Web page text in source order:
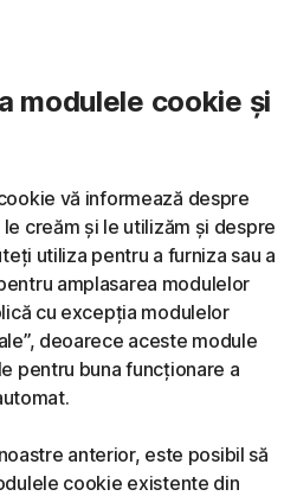
modulele cookie și
vă informează despre
creăm și le utilizăm și despre
utiliza pentru a furniza sau a
amplasarea modulelor
cu excepția modulelor
deoarece aceste module
pentru buna funcționare a
anterior, este posibil să
cookie existente din